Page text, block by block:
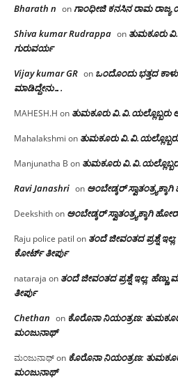
Bharath n onಗಾಂಧೀಜಿ ಕನಸಿನ ರಾಮ ರಾಜ್ಯ
Shiva kumar Rudrappa on ತುಮಕೂರು‌
ಗುರುವರ್ಯ
Vijay kumar GR on ಒಂದೊಂದು ಭತ್ತದ
ಮಾಡಿದ್ದೇನು….
MAHESH.H on ತುಮಕೂರು‌
Mahalakshmi on ತುಮಕೂರು‌
Manjunatha B on ತುಮಕೂರು‌
Ravi Janashri on ಅಂಬೇಡ್ಕರ್
Deekshithon ಅಂಬೇಡ್ಕರ್ ಸ್ವಾತಂತ್ರ್ಯಕ್ಕಾಗಿ
Raju police patil on ತಂದೆ ಜೀವಂತದ ಪ್ರಶ್ನೆ
ಕೋರ್ಟ್ ತೀರ್ಪು
nataraja on ತಂದೆ ಜೀವಂತದ ಪ್ರಶ್ನೆ ಇಲ್ಲ:
ತೀರ್ಪು
Chethan on ಕೊರೊನಾ ನಿಯಂತ್ರಣ:
ಮಂಜು‌ನಾಥ್
ಮಂಜುನಾಥ್on ಕೊರೊನಾ ನಿಯಂತ್ರಣ:
ಮಂಜು‌ನಾಥ್